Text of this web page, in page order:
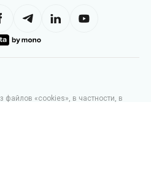
файлов «cookies», в частности, в